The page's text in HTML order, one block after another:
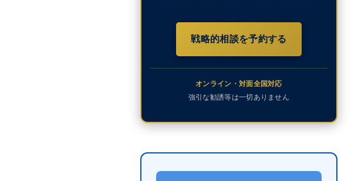
戦略的相談を予約する
オンライン・対面全国対応
強引な勧誘等は一切ありません